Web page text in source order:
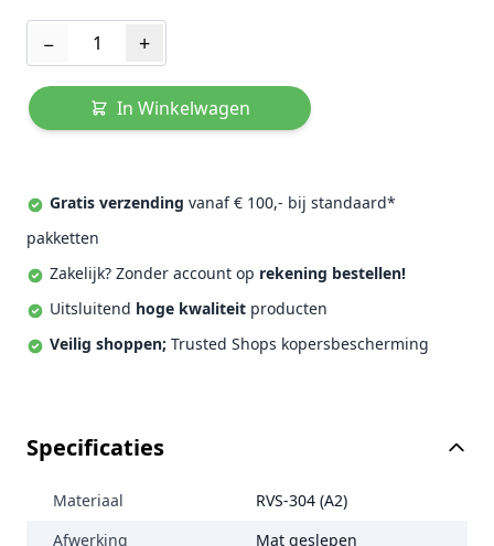
− +
In Winkelwagen
Gratis verzending vanaf € 100,- bij standaard*
pakketten
Zakelijk? Zonder account op rekening bestellen!
Uitsluitend hoge kwaliteit producten
Veilig shoppen; Trusted Shops kopersbescherming
Specificaties
Materiaal
RVS-304 (A2)
Afwerking
Mat geslepen